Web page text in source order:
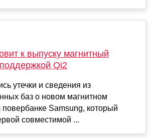
к выпуску магнитный
Qi2
утечки и сведения из
баз о новом магнитном
Samsung, который
совместимой ...